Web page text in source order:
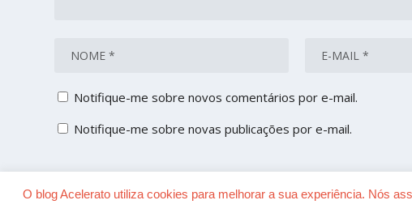
Notifique-me sobre novos comentários por e-mail.
Notifique-me sobre novas publicações por e-mail.
O blog Acelerato utiliza cookies para melhorar a sua experiência. Nós